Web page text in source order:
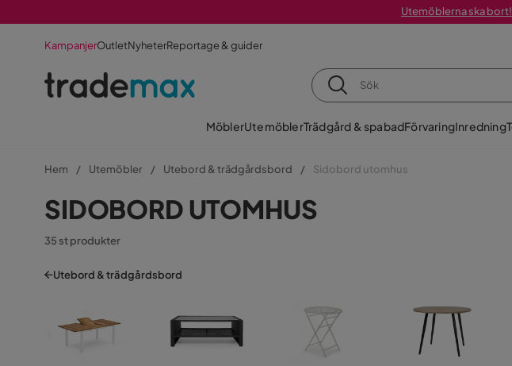
Utemöblerna ska bort!
KampanjerOutletNyheterReportage & guider
MöblerUtemöblerTrädgård & spabadFörvaringInredning
Hem Utemöbler Utebord & trädgårdsbord Sidobord utomhus
SIDOBORD UTOMHUS
35 st produkter
Utebord & trädgårdsbord